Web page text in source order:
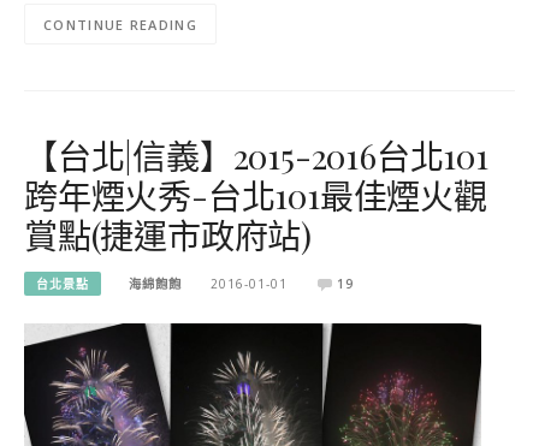
CONTINUE READING
【台北|信義】2015-2016台北101
跨年煙火秀-台北101最佳煙火觀
賞點(捷運市政府站)
台北景點 海綿飽飽 2016-01-01 19